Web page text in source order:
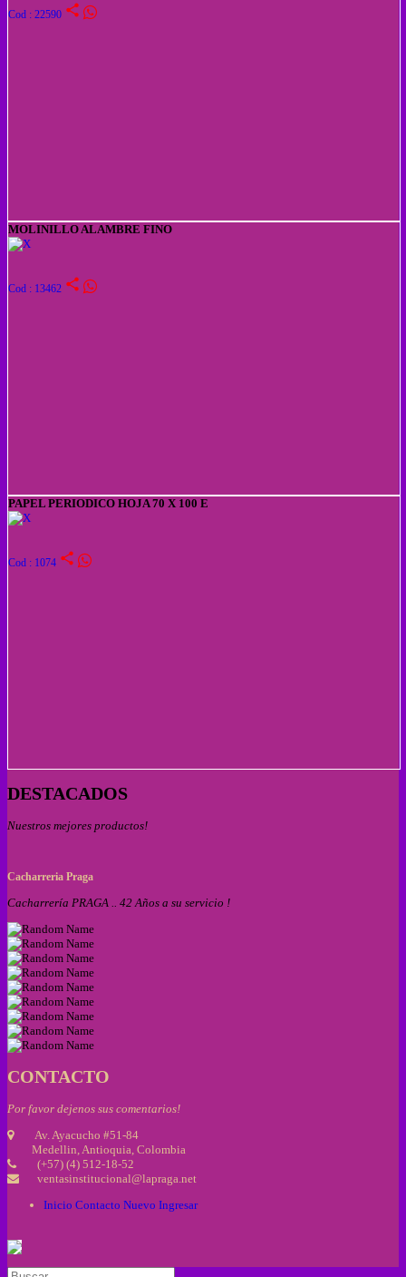
Cod : 22590 share
MOLINILLO ALAMBRE FINO
Cod : 13462 share
PAPEL PERIODICO HOJA 70 X 100 E
Cod : 1074 share
DESTACADOS
Nuestros mejores productos!
Cacharreria Praga
Cacharrería PRAGA .. 42 Años a su servicio !
CONTACTO
Por favor dejenos sus comentarios!
Av. Ayacucho #51-84
Medellin, Antioquia, Colombia
(+57) (4) 512-18-52
ventasinstitucional@lapraga.net
Inicio Contacto Nuevo Ingresar